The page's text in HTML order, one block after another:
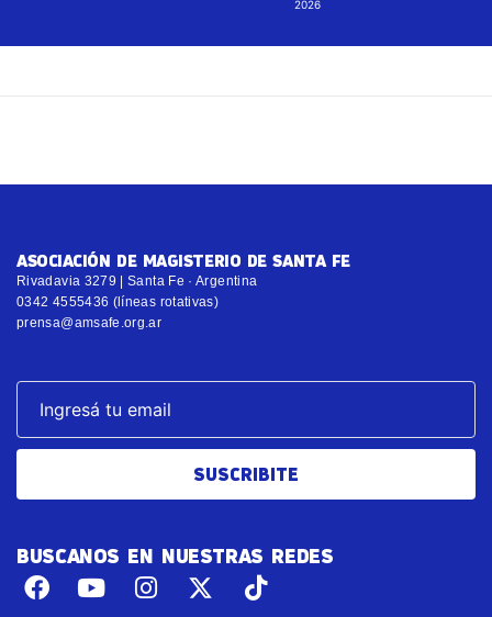
2026
ASOCIACIÓN DE MAGISTERIO DE SANTA FE
Rivadavia 3279 | Santa Fe · Argentina
0342 4555436 (líneas rotativas)
prensa@amsafe.org.ar
SUSCRIBITE
BUSCANOS EN NUESTRAS REDES